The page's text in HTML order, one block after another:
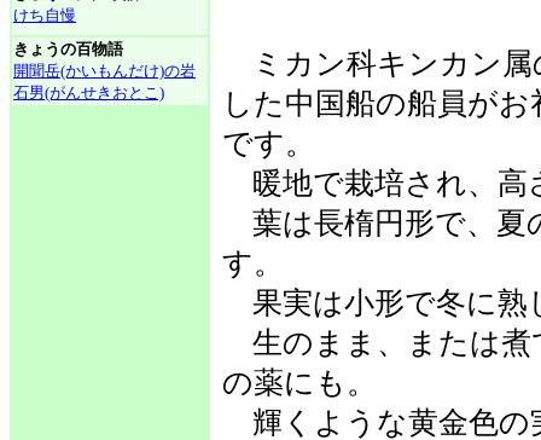
けち自慢
きょうの百物語
開聞岳(かいもんだけ)の岩
石男(がんせきおとこ)
ミカン科キンカン属
した中国船の船員が
です。
暖地で栽培され、高
葉は長楕円形で、夏
す。
果実は小形で冬に熟
生のまま、または煮
の薬にも。
輝くような黄金色の